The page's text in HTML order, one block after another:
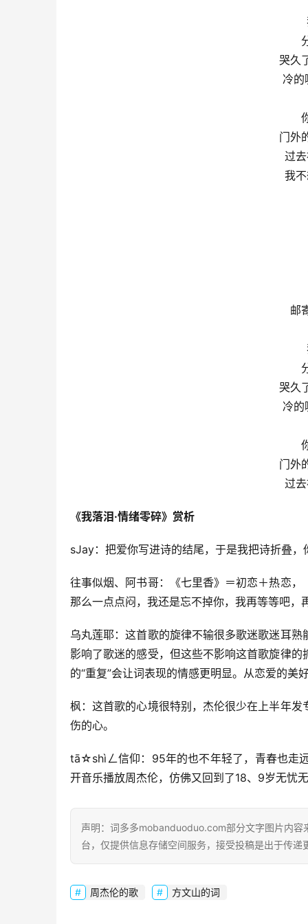
哭久
冷的
门外
过
我
邮
哭久
冷的
门外
过
《我落泪·情绪零碎》赏析
sJay：把爱你写进诗的结尾，于是我把诗折叠，
往事似烟、阿书哥：《七里香》＝初恋＋热恋
那么一点点闷，我还是忘不掉你，我再等等吧，
乌丸莲耶：这首歌的旋律不输很多歌迷歌迷耳熟
影响了歌迷的感受，但这些不影响这首歌旋律
的“重复”会让词表现的情感更明显。从恋爱的美
枫：这首歌的心境很特别，杰伦很少在上半年
伤的心。
tā☆shìㄥ信仰：95年的也不年轻了，青春也走
开音乐播放周杰伦，仿佛又回到了18、9岁无忧
声明：词多多mobanduoduo.com部分文字图片内容
台，仅提供信息存储空间服务，接受投稿是出于传递
周杰伦的歌 方文山的词